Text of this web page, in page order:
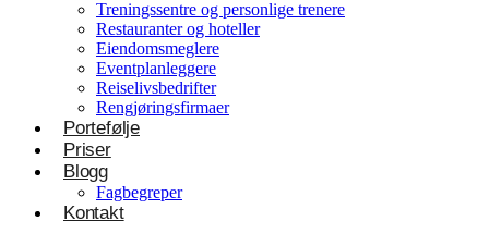
Treningssentre og personlige trenere
Restauranter og hoteller
Eiendomsmeglere
Eventplanleggere
Reiselivsbedrifter
Rengjøringsfirmaer
Portefølje
Priser
Blogg
Fagbegreper
Kontakt